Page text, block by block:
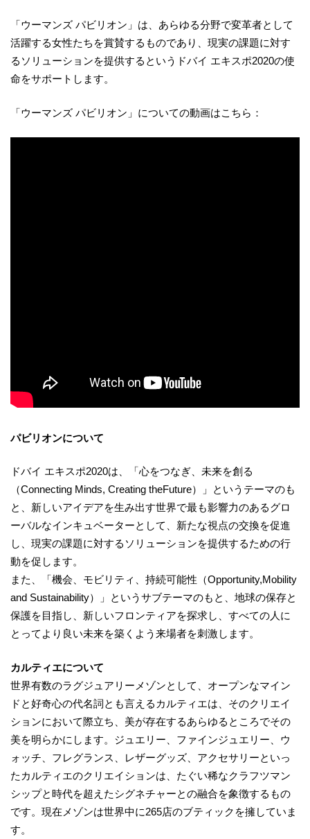
「ウーマンズ パビリオン」は、あらゆる分野で変革者として
活躍する女性たちを賞賛するものであり、現実の課題に対す
るソリューションを提供するというドバイ エキスポ2020の使
命をサポートします。
「ウーマンズ パビリオン」についての動画はこちら：
パビリオンについて
ドバイ エキスポ2020は、「心をつなぎ、未来を創る
（Connecting Minds, Creating theFuture）」というテーマのも
と、新しいアイデアを生み出す世界で最も影響力のあるグロ
ーバルなインキュベーターとして、新たな視点の交換を促進
し、現実の課題に対するソリューションを提供するための行
動を促します。
また、「機会、モビリティ、持続可能性（Opportunity,Mobility
and Sustainability）」というサブテーマのもと、地球の保存と
保護を目指し、新しいフロンティアを探求し、すべての人に
とってより良い未来を築くよう来場者を刺激します。
カルティエについて
世界有数のラグジュアリーメゾンとして、オープンなマイン
ドと好奇心の代名詞とも言えるカルティエは、そのクリエイ
ションにおいて際立ち、美が存在するあらゆるところでその
美を明らかにします。ジュエリー、ファインジュエリー、ウ
ォッチ、フレグランス、レザーグッズ、アクセサリーといっ
たカルティエのクリエイションは、たぐい稀なクラフツマン
シップと時代を超えたシグネチャーとの融合を象徴するもの
です。現在メゾンは世界中に265店のブティックを擁していま
す。